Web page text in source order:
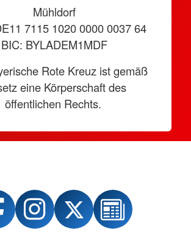
Mühldorf
7115 1020 0000 0037 64
BIC: BYLADEM1MDF
Rote Kreuz ist gemäß
eine Körperschaft des
öffentlichen Rechts.